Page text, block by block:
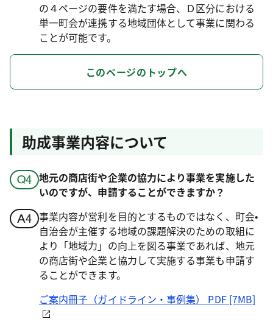
の４ページの要件を満たす場合、Ｄ区分における
単一町会が連携する地域団体として事業に関わる
ことが可能です。
このページのトップへ
助成事業内容について
地元の商店街や企業の協力により事業を実施した
いのですが、申請することができますか？
事業内容が営利を目的とするものではなく、町会•
自治会が主催する地域の課題解決のための取組に
より「地域力」の向上を図る事業であれば、地元
の商店街や企業と協力して実施する事業も申請す
ることができます。
ご案内冊子（ガイドライン・事例集） PDF [7MB]